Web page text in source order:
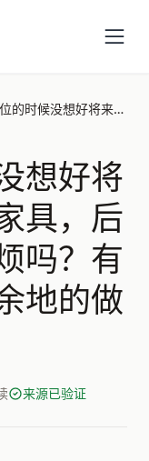
水电定位的时候没想好将来具体怎么布置家具，后面改起来会很麻烦吗？有没有什么可以留余地的做法？
想好将
具，后
吗？有
地的做
来源已验证
咨询服务